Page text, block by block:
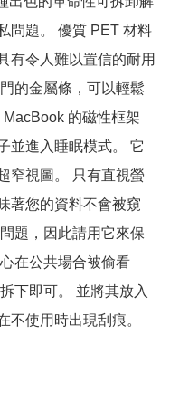
問題。 優質 PET 材料
有令人難以置信的耐用
的金屬條，可以輕鬆
的磁性框架
並進入睡眠模式。 它
窄視圖。 只有直視螢
著您的資料不會被窺
題，因此請用它來保
在公共場合被偷看
下即可。 並將其放入
不使用時出現刮痕。